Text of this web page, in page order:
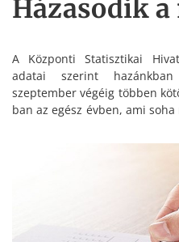
Házasodik
A Központi Statisztikai
adatai szerint
szeptember végéig többen
ban az egész évben, ami